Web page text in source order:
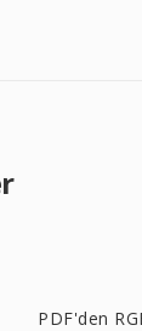
PDF'den